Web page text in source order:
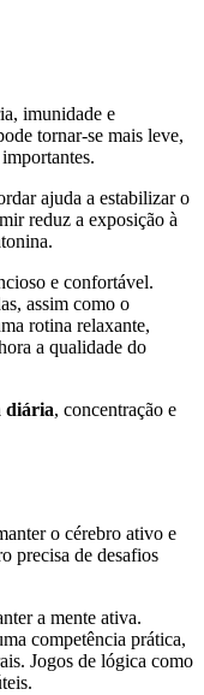
imunidade e
tornar-se mais leve,
ajuda a estabilizar o
reduz a exposição à
e confortável.
assim como o
rotina relaxante,
a qualidade do
diária, concentração e
o cérebro ativo e
precisa de desafios
a mente ativa.
competência prática,
Jogos de lógica como